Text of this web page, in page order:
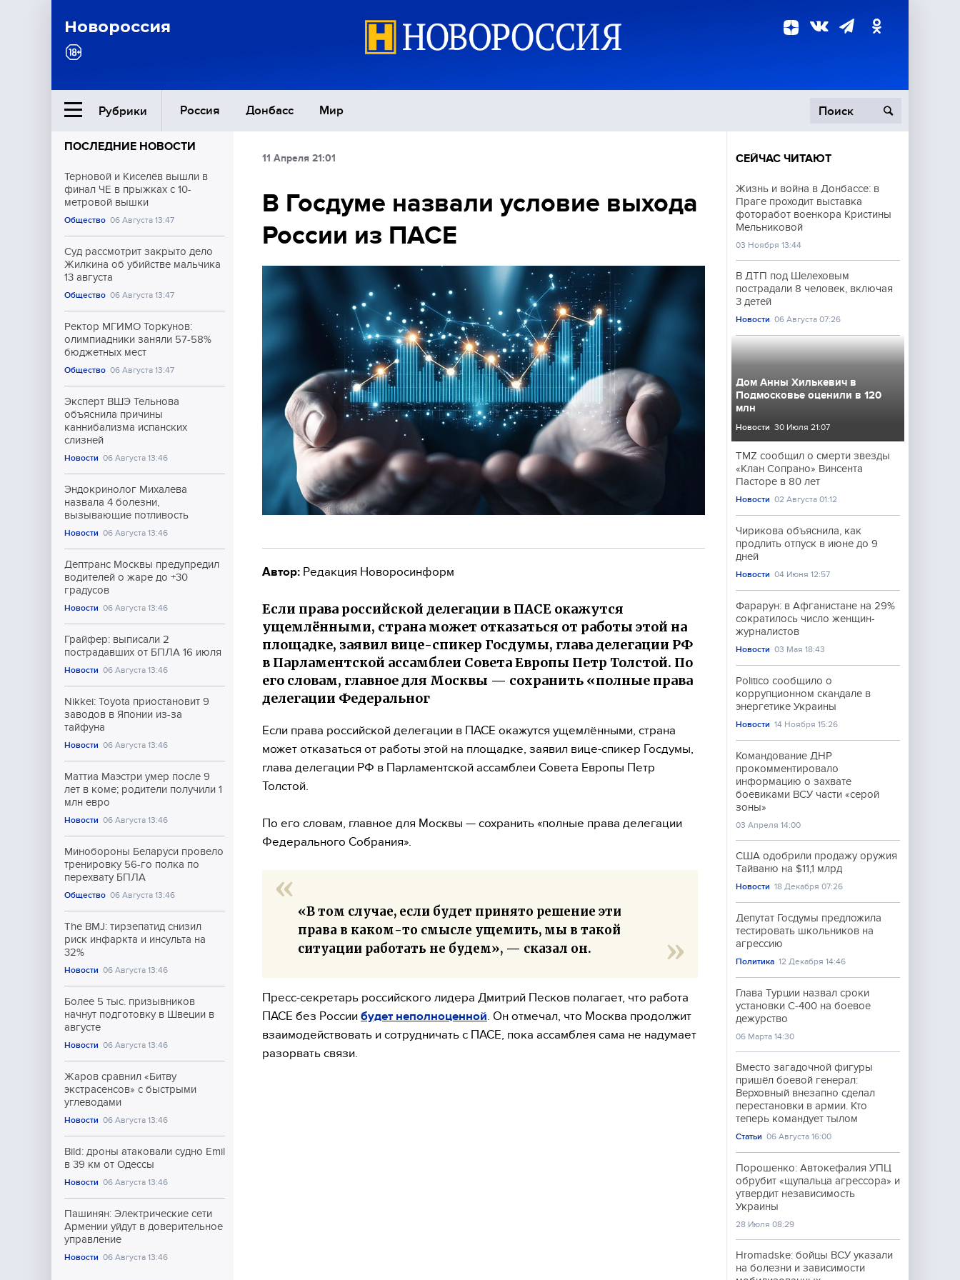
Новороссия
Рубрики Россия Донбасс Мир
Ближний Восток
Общество
Экономика
Происшествия
Культура
ПОСЛЕДНИЕ НОВОСТИ
Терновой и Киселёв вышли в
финал ЧЕ в прыжках с 10-
метровой вышки
Общество 06 Августа 13:47
Суд рассмотрит закрыто дело
Жилкина об убийстве мальчика
13 августа
Общество 06 Августа 13:47
Ректор МГИМО Торкунов:
олимпиадники заняли 57-58%
бюджетных мест
Общество 06 Августа 13:47
Эксперт ВШЭ Тельнова
объяснила причины
каннибализма испанских
слизней
Новости 06 Августа 13:46
Эндокринолог Михалева
назвала 4 болезни,
вызывающие потливость
Новости 06 Августа 13:46
Дептранс Москвы предупредил
водителей о жаре до +30
градусов
Новости 06 Августа 13:46
Грайфер: выписали 2
пострадавших от БПЛА 16 июля
Новости 06 Августа 13:46
Nikkei: Toyota приостановит 9
заводов в Японии из-за
тайфуна
Новости 06 Августа 13:46
Маттиа Маэстри умер после 9
лет в коме; родители получили 1
млн евро
Новости 06 Августа 13:46
Минобороны Беларуси провело
тренировку 56-го полка по
перехвату БПЛА
Общество 06 Августа 13:46
The BMJ: тирзепатид снизил
риск инфаркта и инсульта на
32%
Новости 06 Августа 13:46
Более 5 тыс. призывников
начнут подготовку в Швеции в
августе
Новости 06 Августа 13:46
Жаров сравнил «Битву
экстрасенсов» с быстрыми
углеводами
Новости 06 Августа 13:46
Bild: дроны атаковали судно Emil
в 39 км от Одессы
Новости 06 Августа 13:46
Пашинян: Электрические сети
Армении уйдут в доверительное
управление
Новости 06 Августа 13:46
11 Апреля 21:01
В Госдуме назвали условие выхода
России из ПАСЕ
Автор: Редакция Новоросинформ
Если права российской делегации в ПАСЕ окажутся
ущемлёнными, страна может отказаться от работы этой на
площадке, заявил вице-спикер Госдумы, глава делегации РФ
в Парламентской ассамблеи Совета Европы Петр Толстой. По
его словам, главное для Москвы — сохранить «полные права
делегации Федеральног
Если права российской делегации в ПАСЕ окажутся ущемлёнными, страна
может отказаться от работы этой на площадке, заявил вице-спикер Госдумы,
глава делегации РФ в Парламентской ассамблеи Совета Европы Петр
Толстой.
По его словам, главное для Москвы — сохранить «полные права делегации
Федерального Собрания».
«В том случае, если будет принято решение эти
права в каком-то смысле ущемить, мы в такой
ситуации работать не будем», — сказал он.
Пресс-секретарь российского лидера Дмитрий Песков полагает, что работа
ПАСЕ без России будет неполноценной . Он отмечал, что Москва продолжит
взаимодействовать и сотрудничать с ПАСЕ, пока ассамблея сама не надумает
разорвать связи.
СЕЙЧАС ЧИТАЮТ
Жизнь и война в Донбассе: в
Праге проходит выставка
фоторабот военкора Кристины
Мельниковой
03 Ноября 13:44
В ДТП под Шелеховым
пострадали 8 человек, включая
3 детей
Новости 06 Августа 07:26
Дом Анны Хилькевич в
Подмосковье оценили в 120
млн
Новости 30 Июля 21:07
TMZ сообщил о смерти звезды
«Клан Сопрано» Винсента
Пасторе в 80 лет
Новости 02 Августа 01:12
Чирикова объяснила, как
продлить отпуск в июне до 9
дней
Новости 04 Июня 12:57
Фарарун: в Афганистане на 29%
сократилось число женщин-
журналистов
Новости 03 Мая 18:43
Politico сообщило о
коррупционном скандале в
энергетике Украины
Новости 14 Ноября 15:26
Командование ДНР
прокомментировало
информацию о захвате
боевиками ВСУ части «серой
зоны»
03 Апреля 14:00
США одобрили продажу оружия
Тайваню на $11,1 млрд
Новости 18 Декабря 07:26
Депутат Госдумы предложила
тестировать школьников на
агрессию
Политика 12 Декабря 14:46
Глава Турции назвал сроки
установки С-400 на боевое
дежурство
06 Марта 14:30
Вместо загадочной фигуры
пришёл боевой генерал:
Верховный внезапно сделал
перестановки в армии. Кто
теперь командует тылом
Статьи 06 Августа 16:00
Порошенко: Автокефалия УПЦ
обрубит «щупальца агрессора» и
утвердит независимость
Украины
28 Июля 08:29
Hromadske: бойцы ВСУ указали
на болезни и зависимости